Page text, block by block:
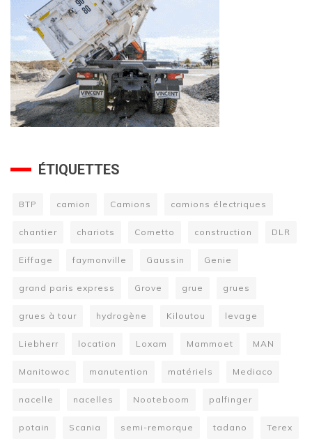
ÉTIQUETTES
BTP camion Camions camions électriques
chantier chariots Cometto construction DLR
Eiffage faymonville Gaussin Genie
grand paris express Grove grue grues
grues à tour hydrogène Kiloutou levage
Liebherr location Loxam Mammoet MAN
Manitowoc manutention matériels Mediaco
nacelle nacelles Nooteboom palfinger
potain Scania semi-remorque tadano Terex